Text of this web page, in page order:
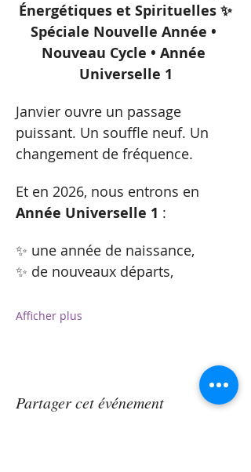
Énergétiques et Spirituelles ✨
Spéciale Nouvelle Année •
Nouveau Cycle • Année
Universelle 1
Janvier ouvre un passage
puissant. Un souffle neuf. Un
changement de fréquence.
Et en 2026, nous entrons en
Année Universelle 1 :
✨ une année de naissance,
✨ de nouveaux départs,
Afficher plus
Partager cet événement